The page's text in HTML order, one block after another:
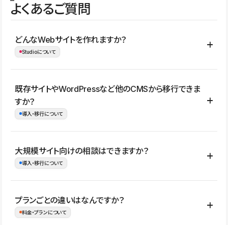
よくあるご質問
どんなWebサイトを作れますか？
Studioについて
コーポレートサイト、サービスサイト、LP、採用サイト、ブロ
グ・メディア、イベントサイト、店舗・商品紹介サイト、ポートフ
ォリオなど幅広く制作できます。
既存サイトやWordPressなど他のCMSから移行できま
すか？
導入・移行について
はい。既存サイトの構成やコンテンツ、URLを整理したうえで、
Studio上に再構築する形で移行できます。 WordPressの場合は、
イト全体のデザインや設定がそのまま移行されるわけではないた
め、移行後にページ構成やデザイン、CMS設計、URL・リダイレク
大規模サイト向けの相談はできますか？
導入・移行について
はい。アクセス規模が大きいサイトや、複数部門での運用、権限管
理、セキュリティ確認、既存システムとの連携など、個別の要件が
プランごとの違いはなんですか？
料金・プランについて